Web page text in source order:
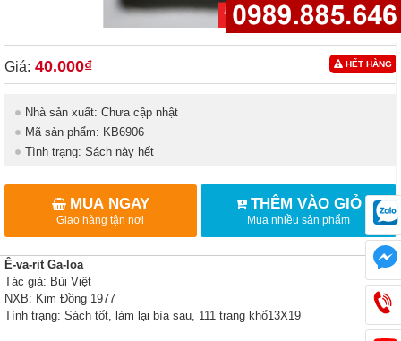
HẾT HÀNG
Giá: 40.000₫
Nhà sản xuất: Chưa cập nhật
Mã sản phẩm: KB6906
Tình trạng: Sách này hết
MUA NGAY
Giao hàng tận nơi
THÊM VÀO GIỎ
Mua nhiều sản phẩm
Ê-va-rit Ga-loa
Tác giả: Bùi Việt
NXB: Kim Đồng 1977
Tình trạng: Sách tốt, làm lại bìa sau, 111 trang khổ13X19